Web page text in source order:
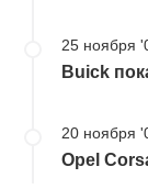
25 ноября
Buick
20 ноября
Opel